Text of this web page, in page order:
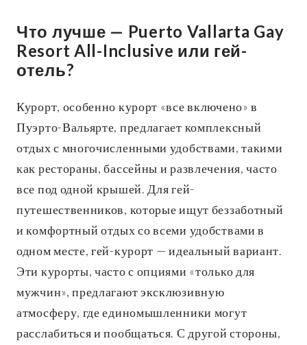
Что лучше — Puerto Vallarta Gay
Resort All-Inclusive или гей-
отель?
Курорт, особенно курорт «все включено» в
Пуэрто-Вальярте, предлагает комплексный
отдых с многочисленными удобствами, такими
как рестораны, бассейны и развлечения, часто
все под одной крышей. Для гей-
путешественников, которые ищут беззаботный
и комфортный отдых со всеми удобствами в
одном месте, гей-курорт — идеальный вариант.
Эти курорты, часто с опциями «только для
мужчин», предлагают эксклюзивную
атмосферу, где единомышленники могут
расслабиться и пообщаться. С другой стороны,